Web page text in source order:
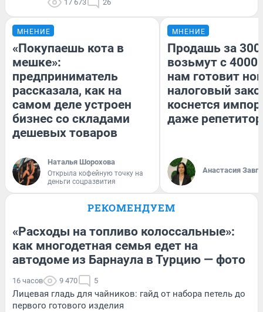
17 673 26
МНЕНИЕ
«Покупаешь кота в
мешке»:
предприниматель
рассказала, как на
самом деле устроен
бизнес со складами
дешевых товаров
Наталья Шорохова
Открыла кофейную точку на
деньги соцразвития
МНЕНИЕ
Продашь за
возьмут с
нам готовит
налоговый
коснется
даже
Анастасия
РЕКОМЕНДУЕМ
«Расходы на топливо колоссальные»:
как многодетная семья едет на
автодоме из Барнаула в Турцию — фото
16 часов 9 470 5
Лицевая гладь для чайников: гайд от набора петель до
первого готового изделия